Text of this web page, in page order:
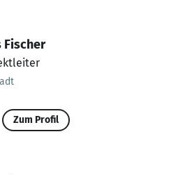
Fischer
Zum Profil